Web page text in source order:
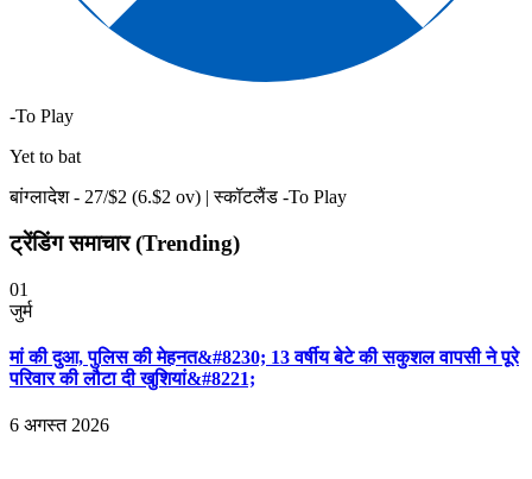
-To Play
Yet to bat
बांग्लादेश - 27/$2 (6.$2 ov) | स्कॉटलैंड -To Play
ट्रेंडिंग समाचार (Trending)
01
जुर्म
मां की दुआ, पुलिस की मेहनत&#8230; 13 वर्षीय बेटे की सकुशल वापसी ने पूरे
परिवार की लौटा दी खुशियां&#8221;
6 अगस्त 2026